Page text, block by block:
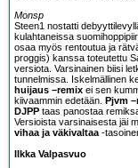
Monsp
Steen1 nostatti
kulahtaneissa
osaa myös rentoutua ja
proggis) kanssa toteutettu
versiota. Varsinainen biisi
tunnelmissa. Iskelmällinen
huijaus –remix ei sen
kiivaammin edetään. Pjvm
DJPP taas panostaa
Versioista varsinaisesta jäi
vihaa ja väkivaltaa -
Ilkka Valpasvuo